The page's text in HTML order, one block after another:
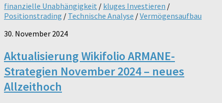
finanzielle Unabhängigkeit / kluges Investieren /
Positionstrading / Technische Analyse /Vermögensaufbau
30. November 2024
Aktualisierung Wikifolio ARMANE-
Strategien November 2024 – neues
Allzeithoch